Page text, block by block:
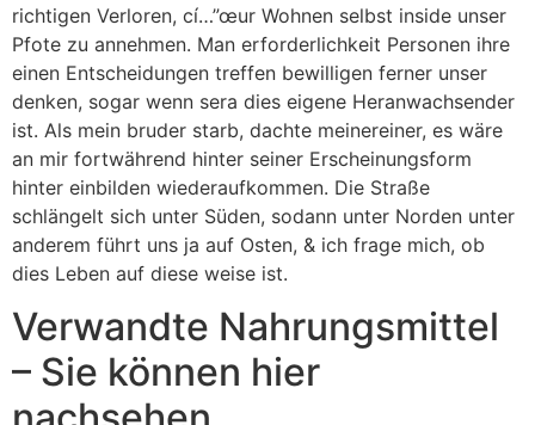
richtigen Verloren, cí…”œur Wohnen selbst inside unser
Pfote zu annehmen. Man erforderlichkeit Personen ihre
einen Entscheidungen treffen bewilligen ferner unser
denken, sogar wenn sera dies eigene Heranwachsender
ist. Als mein bruder starb, dachte meinereiner, es wäre
an mir fortwährend hinter seiner Erscheinungsform
hinter einbilden wiederaufkommen. Die Straße
schlängelt sich unter Süden, sodann unter Norden unter
anderem führt uns ja auf Osten, & ich frage mich, ob
dies Leben auf diese weise ist.
Verwandte Nahrungsmittel
– Sie können hier